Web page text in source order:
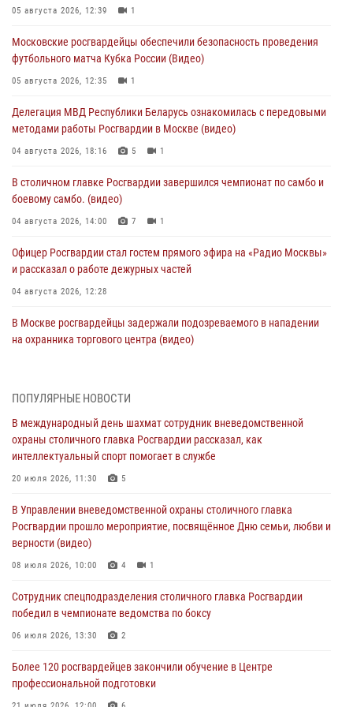
05 августа 2026, 12:39 1
Московские росгвардейцы обеспечили безопасность проведения
футбольного матча Кубка России (Видео)
05 августа 2026, 12:35 1
Делегация МВД Республики Беларусь ознакомилась с передовыми
методами работы Росгвардии в Москве (видео)
04 августа 2026, 18:16 5 1
В столичном главке Росгвардии завершился чемпионат по самбо и
боевому самбо. (видео)
04 августа 2026, 14:00 7 1
Офицер Росгвардии стал гостем прямого эфира на «Радио Москвы»
и рассказал о работе дежурных частей
04 августа 2026, 12:28
В Москве росгвардейцы задержали подозреваемого в нападении
на охранника торгового центра (видео)
В Главном управлении Росгвардии по городу Москве подвели итоги
03 августа 2026, 13:00
На востоке Москвы сотрудники Росгвардии задержали мужчину,
находящегося в федеральном розыске (видео)
Росгвардия обеспечила правопорядок во время празднования Дня
воздушно-десантных войск в Москве (видео)
03 августа 2026, 08:00
Московские росгвардейцы пришли на помощь семье, у которой
сломался автомобиль на проезжей части (Видео)
02 августа 2026, 11:54
ПОПУЛЯРНЫЕ НОВОСТИ
В международный день шахмат сотрудник вневедомственной
охраны столичного главка Росгвардии рассказал, как
интеллектуальный спорт помогает в службе
20 июля 2026, 11:30 5
В Управлении вневедомственной охраны столичного главка
Росгвардии прошло мероприятие, посвящённое Дню семьи, любви и
верности (видео)
08 июля 2026, 10:00 4 1
Сотрудник спецподразделения столичного главка Росгвардии
победил в чемпионате ведомства по боксу
06 июля 2026, 13:30 2
Более 120 росгвардейцев закончили обучение в Центре
профессиональной подготовки